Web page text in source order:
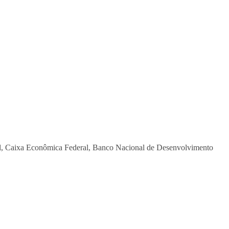
Caixa Econômica Federal, Banco Nacional de Desenvolvimento